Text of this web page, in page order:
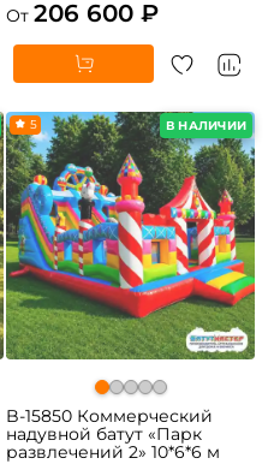
От 206 600 ₽
В НАЛИЧИИ
5
B-15850 Коммерческий
надувной батут «Парк
развлечений 2» 10*6*6 м